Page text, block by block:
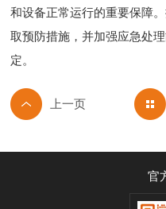
和设备正常运行的重要保障
取预防措施，并加强应急处
定。
官